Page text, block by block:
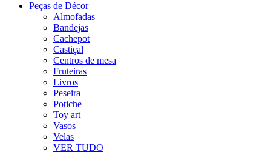
Peças de Décor
Almofadas
Bandejas
Cachepot
Castiçal
Centros de mesa
Fruteiras
Livros
Peseira
Potiche
Toy art
Vasos
Velas
VER TUDO